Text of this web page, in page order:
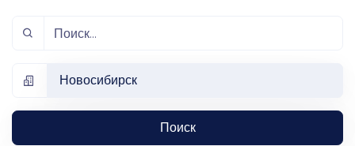
Новосибирск
Поиск